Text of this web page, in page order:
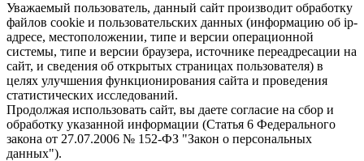
Уважаемый пользователь, данный сайт производит обработку
файлов cookie и пользовательских данных (информацию об ip-
адресе, местоположении, типе и версии операционной
системы, типе и версии браузера, источнике переадресации на
сайт, и сведения об открытых страницах пользователя) в
целях улучшения функционирования сайта и проведения
статистических исследований.
Продолжая использовать сайт, вы даете согласие на сбор и
обработку указанной информации (Статья 6 Федерального
закона от 27.07.2006 № 152-ФЗ "Закон о персональных
данных").